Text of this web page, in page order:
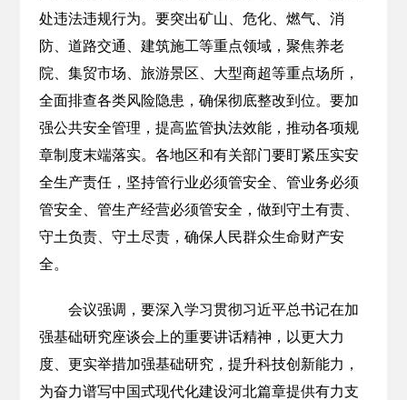
处违法违规行为。要突出矿山、危化、燃气、消
防、道路交通、建筑施工等重点领域，聚焦养老
院、集贸市场、旅游景区、大型商超等重点场所，
全面排查各类风险隐患，确保彻底整改到位。要加
强公共安全管理，提高监管执法效能，推动各项规
章制度末端落实。各地区和有关部门要盯紧压实安
全生产责任，坚持管行业必须管安全、管业务必须
管安全、管生产经营必须管安全，做到守土有责、
守土负责、守土尽责，确保人民群众生命财产安
全。
会议强调，要深入学习贯彻习近平总书记在加
强基础研究座谈会上的重要讲话精神，以更大力
度、更实举措加强基础研究，提升科技创新能力，
为奋力谱写中国式现代化建设河北篇章提供有力支